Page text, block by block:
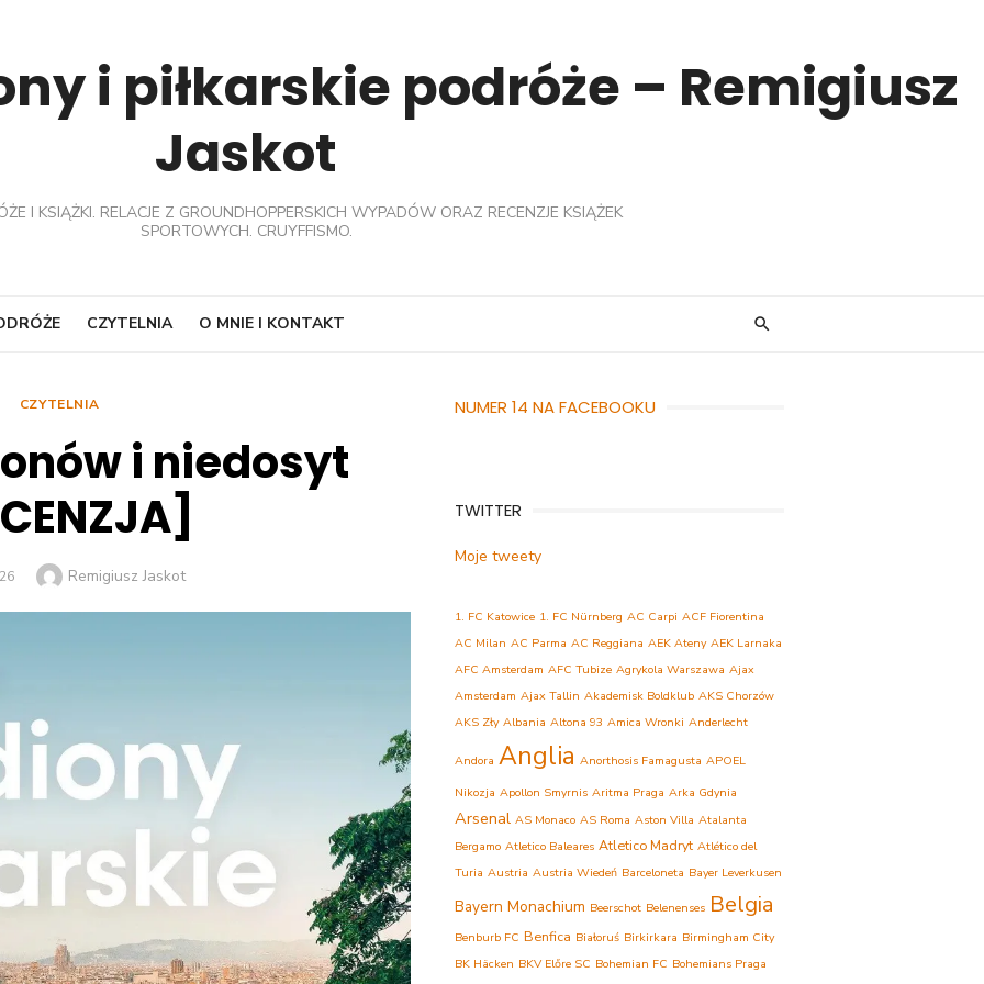
i piłkarskie podróże – Remigiusz
Jaskot
I KSIĄŻKI. RELACJE Z GROUNDHOPPERSKICH WYPADÓW ORAZ RECENZJE KSIĄŻEK
SPORTOWYCH. CRUYFFISMO.
CZYTELNIA O MNIE I KONTAKT
CZYTELNIA
i niedosyt
Author
Remigiusz Jaskot
NUMER 14 NA FACEBOOKU
TWITTER
Moje tweety
1. FC Katowice 1. FC Nürnberg AC Carpi ACF Fiorentina
AC Milan AC Parma AC Reggiana AEK Ateny AEK Larnaka
AFC Amsterdam AFC Tubize Agrykola Warszawa Ajax
Amsterdam Ajax Tallin Akademisk Boldklub AKS Chorzów
AKS Zły Albania Altona 93 Amica Wronki Anderlecht
Andora Anglia Anorthosis Famagusta APOEL
Nikozja Apollon Smyrnis Aritma Praga Arka Gdynia
Arsenal AS Monaco AS Roma Aston Villa Atalanta
Bergamo Atletico Baleares Atletico Madryt Atlético del
Turia Austria Austria Wiedeń Barceloneta Bayer Leverkusen
Bayern Monachium Beerschot Belenenses Belgia
Benburb FC Benfica Białoruś Birkirkara Birmingham City
BK Häcken BKV Előre SC Bohemian FC Bohemians Praga